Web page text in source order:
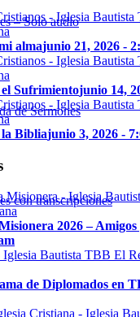
– Solo audio
de Sermones
con transcripciones
almajunio 21, 2026 -
Sufrimientojunio 14,
Bibliajunio 3, 2026 -
2026 – Amigos
de Diplomados en